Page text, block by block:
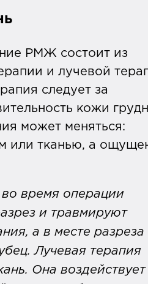
РМЖ состоит из
и лучевой
следует за
кожи
может меняться:
или тканью, а
время операции
и травмируют
а в месте разреза
Лучевая терапия
Она воздействует